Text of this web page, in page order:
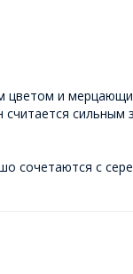
цветом и
считается
сочетаются с